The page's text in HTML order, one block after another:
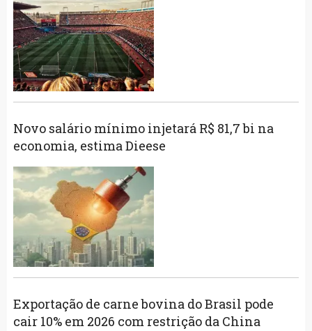
Novo salário mínimo injetará R$ 81,7 bi na
economia, estima Dieese
Exportação de carne bovina do Brasil pode
cair 10% em 2026 com restrição da China